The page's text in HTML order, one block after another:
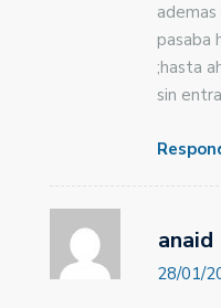
pasaba
;hasta
sin
anaid
28/01/